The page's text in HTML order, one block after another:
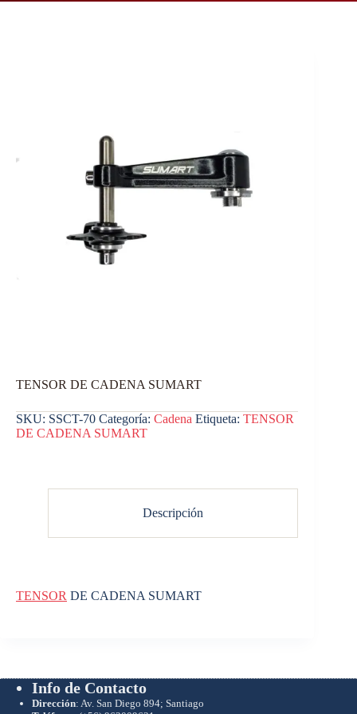
TENSOR DE CADENA SUMART
SKU: SSCT-70 Categoría: Cadena Etiqueta: TENSOR
DE CADENA SUMART
Descripción
TENSOR DE CADENA SUMART
Info de Contacto
Dirección: Av. San Diego 894; Santiago